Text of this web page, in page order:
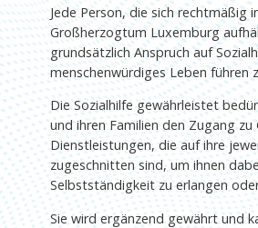
Jede Person, die sich rechtmäßig
Großherzogtum Luxemburg
grundsätzlich Anspruch auf
menschenwürdiges Leben führen
Die Sozialhilfe gewährleistet
und ihren Familien den Zugang zu
Dienstleistungen, die auf ihre
zugeschnitten sind, um ihnen
Selbstständigkeit zu erlangen
Sie wird ergänzend gewährt und